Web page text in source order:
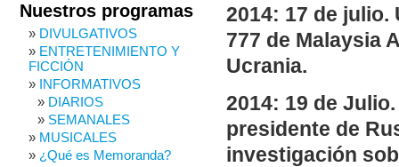
2014: 17 de
777 de Malaysia
Ucrania.
2014: 19 de
presidente de
investigación
Nuestros programas
DIVULGATIVOS
ENTRETENIMIENTO Y
FICCIÓN
INFORMATIVOS
DIARIOS
SEMANALES
MUSICALES
¿Qué es Memoranda?